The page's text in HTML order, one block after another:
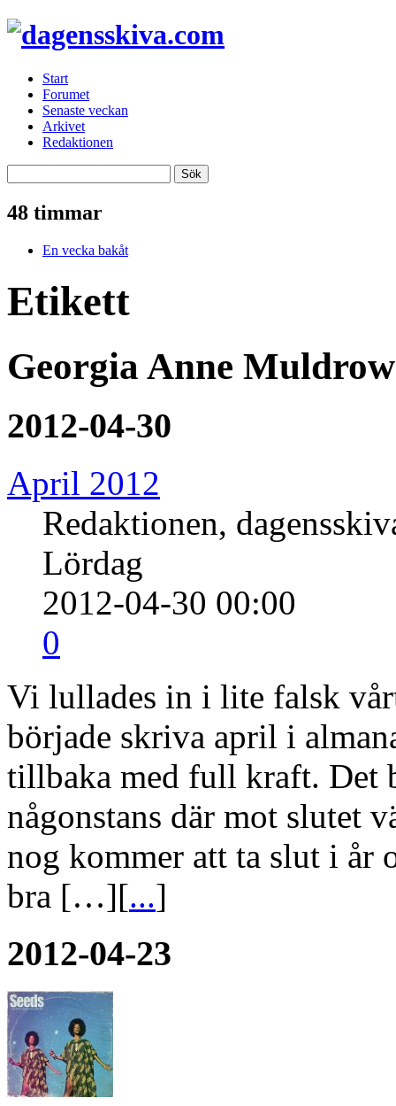
Start
Forumet
Senaste veckan
Arkivet
Redaktionen
48 timmar
En vecka bakåt
Etikett
Georgia Anne Muldrow
2012-04-30
April 2012
Redaktionen,
Lördag
2012-04-30 00:00
0
Vi lullades in i lite falsk
började skriva april i
tillbaka med full kraft. Det
någonstans där mot slutet
nog kommer att ta slut i år
bra […][...]
2012-04-23